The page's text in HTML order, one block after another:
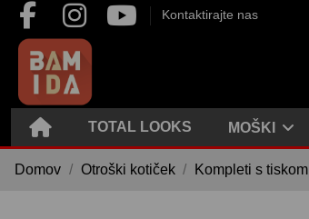
Kontaktirajte nas
TOTAL LOOKS MOŠKI
Domov Otroški kotiček Kompleti s tiskom